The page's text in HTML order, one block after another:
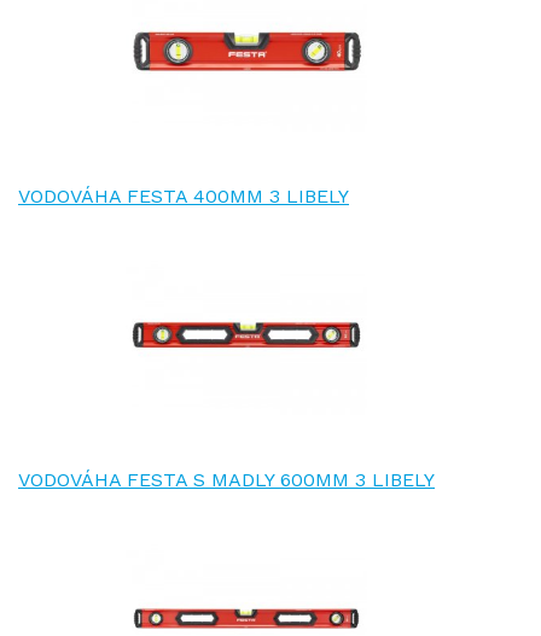
VODOVÁHA FESTA 400MM 3 LIBELY
VODOVÁHA FESTA S MADLY 600MM 3 LIBELY